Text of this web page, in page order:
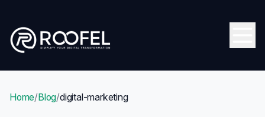
Home/Blog/digital-marketing